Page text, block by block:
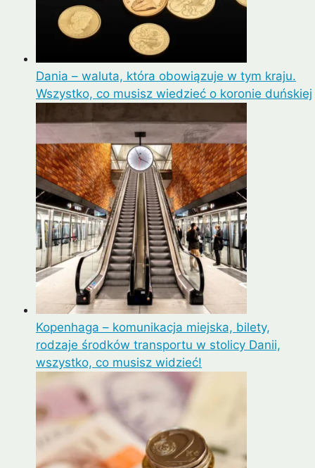
Dania – waluta, która obowiązuje w tym kraju.
Wszystko, co musisz wiedzieć o koronie duńskiej
Kopenhaga – komunikacja miejska, bilety,
rodzaje środków transportu w stolicy Danii,
wszystko, co musisz widzieć!